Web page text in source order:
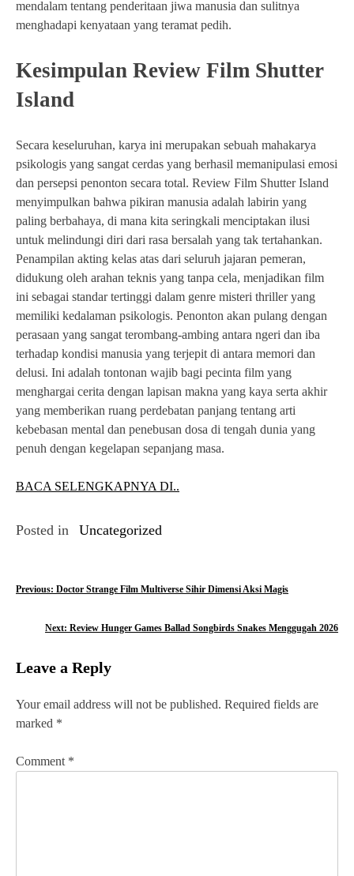
mendalam tentang penderitaan jiwa manusia dan sulitnya
menghadapi kenyataan yang teramat pedih.
Kesimpulan Review Film Shutter
Island
Secara keseluruhan, karya ini merupakan sebuah mahakarya
psikologis yang sangat cerdas yang berhasil memanipulasi emosi
dan persepsi penonton secara total. Review Film Shutter Island
menyimpulkan bahwa pikiran manusia adalah labirin yang
paling berbahaya, di mana kita seringkali menciptakan ilusi
untuk melindungi diri dari rasa bersalah yang tak tertahankan.
Penampilan akting kelas atas dari seluruh jajaran pemeran,
didukung oleh arahan teknis yang tanpa cela, menjadikan film
ini sebagai standar tertinggi dalam genre misteri thriller yang
memiliki kedalaman psikologis. Penonton akan pulang dengan
perasaan yang sangat terombang-ambing antara ngeri dan iba
terhadap kondisi manusia yang terjepit di antara memori dan
delusi. Ini adalah tontonan wajib bagi pecinta film yang
menghargai cerita dengan lapisan makna yang kaya serta akhir
yang memberikan ruang perdebatan panjang tentang arti
kebebasan mental dan penebusan dosa di tengah dunia yang
penuh dengan kegelapan sepanjang masa.
BACA SELENGKAPNYA DI..
Posted in Uncategorized
P
t
n
a
v
Previous: Doctor Strange Film Multiverse Sihir Dimensi Aksi Magis
Next: Review Hunger Games Ballad Songbirds Snakes Menggugah 2026
Leave a Reply
Your email address will not be published. Required fields are
marked *
Comment *